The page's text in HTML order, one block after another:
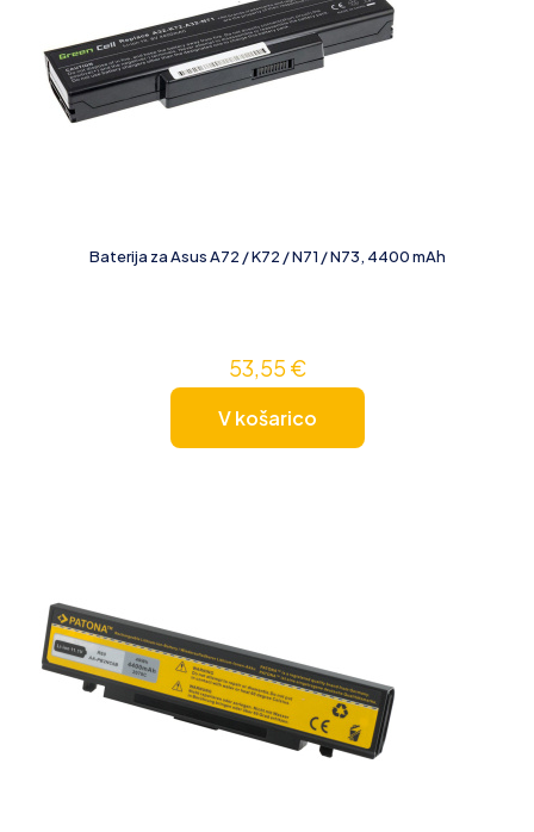
Baterija za Asus A72 / K72 / N71 / N73, 4400 mAh
53,55 €
V košarico